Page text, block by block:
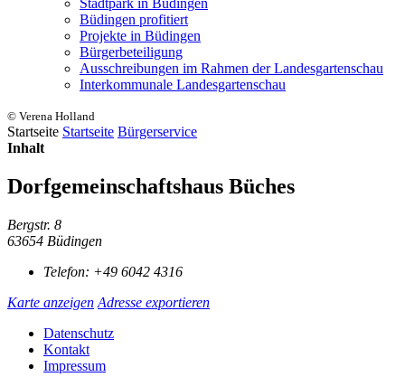
Stadtpark in Büdingen
Büdingen profitiert
Projekte in Büdingen
Bürgerbeteiligung
Ausschreibungen im Rahmen der Landesgartenschau
Interkommunale Landesgartenschau
© Verena Holland
Startseite Startseite Bürgerservice
Inhalt
Dorfgemeinschaftshaus Büches
Bergstr. 8
63654 Büdingen
Telefon: +49 6042 4316
Karte anzeigen Adresse exportieren
Datenschutz
Kontakt
Impressum